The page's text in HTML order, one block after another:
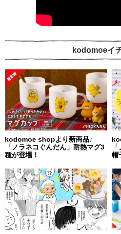
kodomoeイ
kodomoe shopより新商品♪
「ノラネコぐんだん」耐熱マグ3
種が登場！
帽